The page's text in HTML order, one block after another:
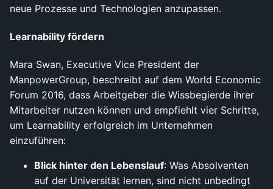
neue Prozesse und Technologien anzupassen.
Learnability fördern
Mara Swan, Executive Vice President der
ManpowerGroup, beschreibt auf dem World Economic
Forum 2016, dass Arbeitgeber die Wissbegierde ihrer
Mitarbeiter nutzen können und empfiehlt vier Schritte,
um Learnability erfolgreich im Unternehmen
einzuführen:
Blick hinter den Lebenslauf: Was Absolventen
auf der Universität lernen, sind nicht unbedingt